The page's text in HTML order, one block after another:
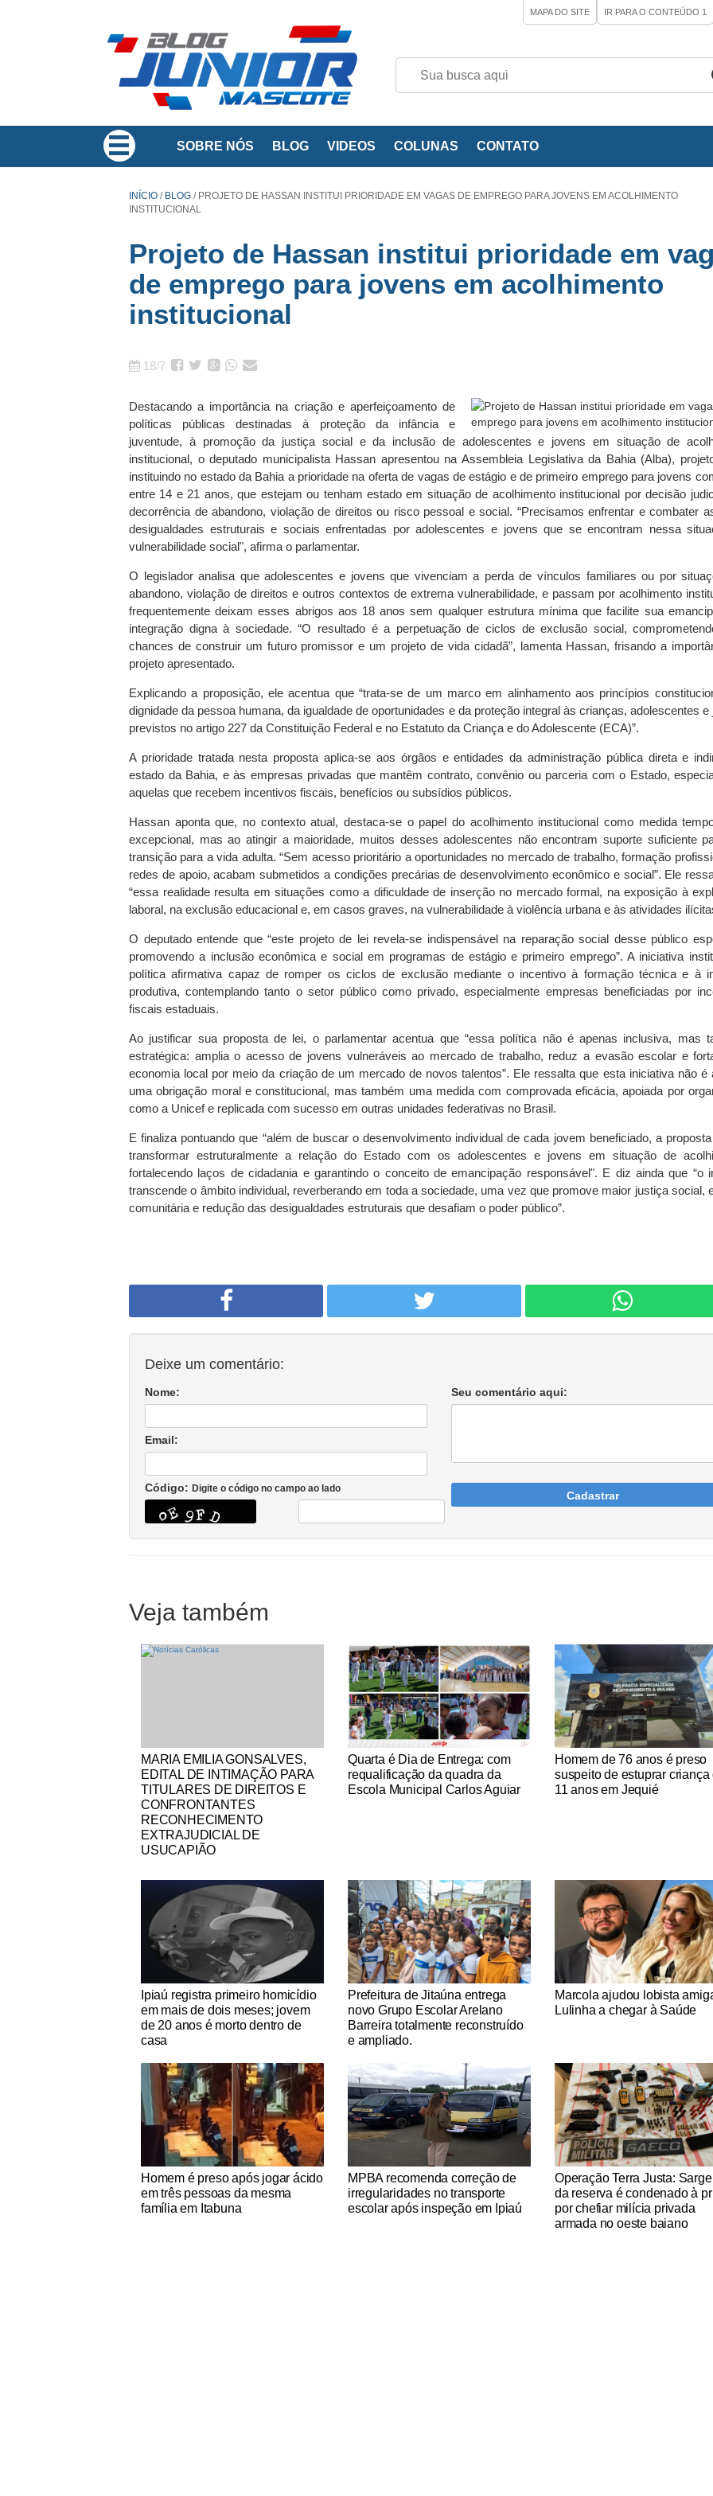
MAPA DO SITE IR PARA O CONTEÚDO 1
SOBRE NÓS BLOG VIDEOS COLUNAS CONTATO
INÍCIO / BLOG /PROJETO DE HASSAN INSTITUI PRIORIDADE EM VAGAS DE EMPREGO PARA JOVENS EM ACOLHIMENTO
INSTITUCIONAL
Projeto de Hassan institui prioridade em
de emprego para jovens em acolhimento
institucional
18/7
Destacando a importância na criação e aperfeiçoamento de
políticas públicas destinadas à proteção da infância e
juventude, à promoção da justiça social e da inclusão de adolescentes e jovens em situação de
institucional, o deputado municipalista Hassan apresentou na Assembleia Legislativa da Bahia (Alba),
instituindo no estado da Bahia a prioridade na oferta de vagas de estágio e de primeiro emprego para jovens
entre 14 e 21 anos, que estejam ou tenham estado em situação de acolhimento institucional por decisão
decorrência de abandono, violação de direitos ou risco pessoal e social. “Precisamos enfrentar e combater
desigualdades estruturais e sociais enfrentadas por adolescentes e jovens que se encontram nessa
vulnerabilidade social", afirma o parlamentar.
O legislador analisa que adolescentes e jovens que vivenciam a perda de vínculos familiares ou por
abandono, violação de direitos e outros contextos de extrema vulnerabilidade, e passam por acolhimento
frequentemente deixam esses abrigos aos 18 anos sem qualquer estrutura mínima que facilite sua
integração digna à sociedade. “O resultado é a perpetuação de ciclos de exclusão social,
chances de construir um futuro promissor e um projeto de vida cidadã”, lamenta Hassan, frisando a
projeto apresentado.
Explicando a proposição, ele acentua que “trata-se de um marco em alinhamento aos princípios
dignidade da pessoa humana, da igualdade de oportunidades e da proteção integral às crianças, adolescentes e
previstos no artigo 227 da Constituição Federal e no Estatuto da Criança e do Adolescente (ECA)”.
A prioridade tratada nesta proposta aplica-se aos órgãos e entidades da administração pública direta e
estado da Bahia, e às empresas privadas que mantêm contrato, convênio ou parceria com o Estado,
aquelas que recebem incentivos fiscais, benefícios ou subsídios públicos.
Hassan aponta que, no contexto atual, destaca-se o papel do acolhimento institucional como medida
excepcional, mas ao atingir a maioridade, muitos desses adolescentes não encontram suporte suficiente
transição para a vida adulta. “Sem acesso prioritário a oportunidades no mercado de trabalho, formação
redes de apoio, acabam submetidos a condições precárias de desenvolvimento econômico e social”. Ele
“essa realidade resulta em situações como a dificuldade de inserção no mercado formal, na exposição à
laboral, na exclusão educacional e, em casos graves, na vulnerabilidade à violência urbana e às atividades
O deputado entende que “este projeto de lei revela-se indispensável na reparação social desse público
promovendo a inclusão econômica e social em programas de estágio e primeiro emprego”. A iniciativa
política afirmativa capaz de romper os ciclos de exclusão mediante o incentivo à formação técnica e à
produtiva, contemplando tanto o setor público como privado, especialmente empresas beneficiadas por
fiscais estaduais.
Ao justificar sua proposta de lei, o parlamentar acentua que “essa política não é apenas inclusiva, mas
estratégica: amplia o acesso de jovens vulneráveis ao mercado de trabalho, reduz a evasão escolar e
economia local por meio da criação de um mercado de novos talentos”. Ele ressalta que esta iniciativa não é
uma obrigação moral e constitucional, mas também uma medida com comprovada eficácia, apoiada por
como a Unicef e replicada com sucesso em outras unidades federativas no Brasil.
E finaliza pontuando que “além de buscar o desenvolvimento individual de cada jovem beneficiado, a
transformar estruturalmente a relação do Estado com os adolescentes e jovens em situação de
fortalecendo laços de cidadania e garantindo o conceito de emancipação responsável". E diz ainda que “o
transcende o âmbito individual, reverberando em toda a sociedade, uma vez que promove maior justiça social,
comunitária e redução das desigualdades estruturais que desafiam o poder público”.
Deixe um comentário:
Nome:
Email:
Código: Digite o código no campo ao lado
Seu comentário aqui:
Cadastrar
Veja também
Notícias Católicas
MARIA EMILIA GONSALVES,
EDITAL DE INTIMAÇÃO PARA
TITULARES DE DIREITOS E
CONFRONTANTES
RECONHECIMENTO
EXTRAJUDICIAL DE
USUCAPIÃO
Notícias Católicas
Quarta é Dia de Entrega: com
requalificação da quadra da
Escola Municipal Carlos Aguiar
Notícias Católicas
Homem de 76 anos é preso
suspeito de estuprar criança
11 anos em Jequié
Notícias Católicas
Ipiaú registra primeiro homicídio
em mais de dois meses; jovem
de 20 anos é morto dentro de
casa
Notícias Católicas
Prefeitura de Jitaúna entrega
novo Grupo Escolar Arelano
Barreira totalmente reconstruído
e ampliado.
Notícias Católicas
Marcola ajudou lobista
Lulinha a chegar à Saúde
Notícias Católicas
Homem é preso após jogar ácido
em três pessoas da mesma
família em Itabuna
Notícias Católicas
MPBA recomenda correção de
irregularidades no transporte
escolar após inspeção em Ipiaú
Notícias Católicas
Operação Terra Justa:
da reserva é condenado à
por chefiar milícia privada
armada no oeste baiano